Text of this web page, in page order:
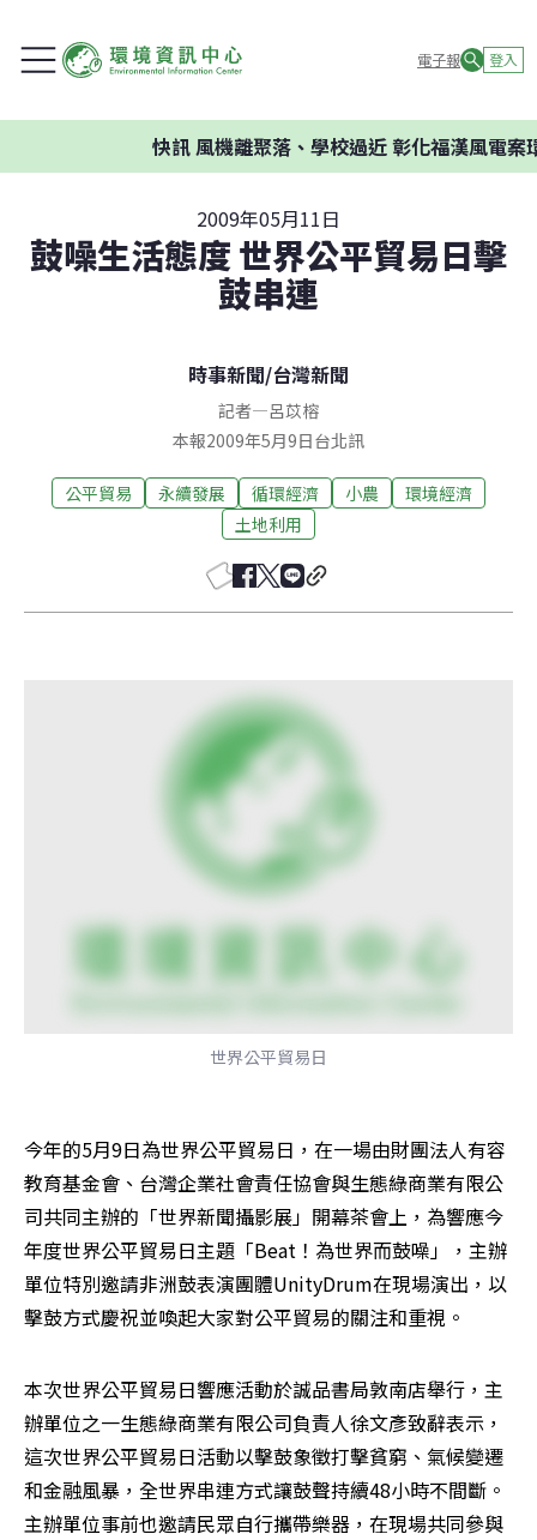
電子報 登入
快訊風機離聚落、學校過近 彰化福漢風電案環委
2009年05月11日
鼓噪生活態度 世界公平貿易日擊
鼓串連
時事新聞/台灣新聞
記者—呂苡榕
本報2009年5月9日台北訊
公平貿易 永續發展 循環經濟 小農
環境經濟
土地利用
世界公平貿易日
今年的5月9日為世界公平貿易日，在一場由財團法人有容
教育基金會、台灣企業社會責任協會與生態綠商業有限公
司共同主辦的「世界新聞攝影展」開幕茶會上，為響應今
年度世界公平貿易日主題「Beat！為世界而鼓噪」，主辦
單位特別邀請非洲鼓表演團體UnityDrum在現場演出，以
擊鼓方式慶祝並喚起大家對公平貿易的關注和重視。
本次世界公平貿易日響應活動於誠品書局敦南店舉行，主
辦單位之一生態綠商業有限公司負責人徐文彥致辭表示，
這次世界公平貿易日活動以擊鼓象徵打擊貧窮、氣候變遷
和金融風暴，全世界串連方式讓鼓聲持續48小時不間斷。
主辦單位事前也邀請民眾自行攜帶樂器，在現場共同參與